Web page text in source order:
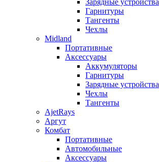
Гарнитуры
Тангенты
Чехлы
Midland
Портативные
Аксессуары
Аккумуляторы
Гарнитуры
Зарядные устройства
Чехлы
Тангенты
AjetRays
Аргут
Комбат
Портативные
Автомобильные
Аксессуары